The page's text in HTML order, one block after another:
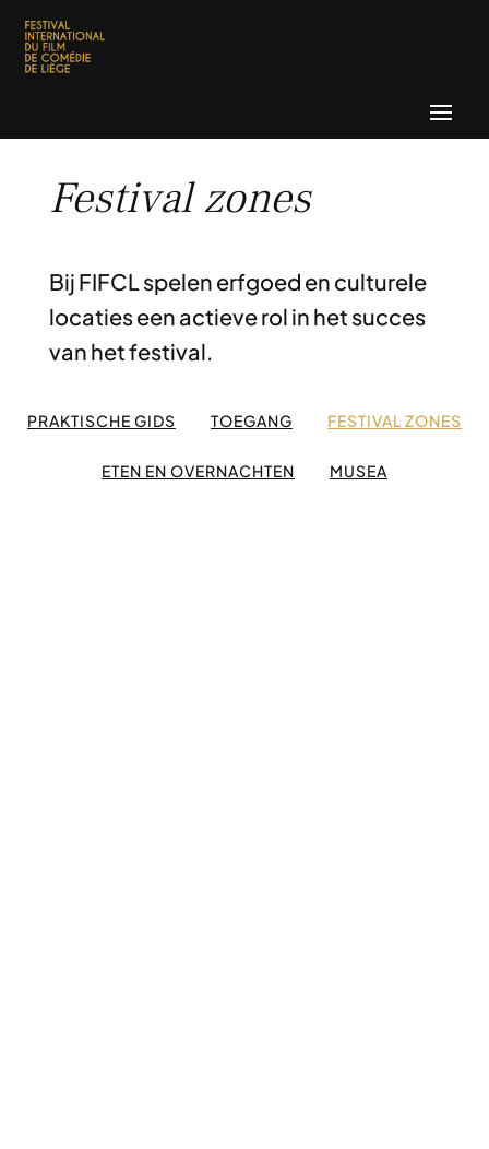
Festival zones
Bij FIFCL spelen erfgoed en culturele
locaties een actieve rol in het succes
van het festival.
PRAKTISCHE GIDS TOEGANG FESTIVAL ZONES
ETEN EN OVERNACHTEN MUSEA